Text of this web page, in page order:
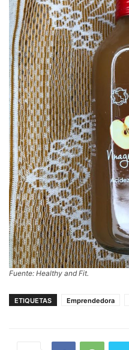
Fuente: Healthy and Fit.
ETIQUETAS Emprendedora